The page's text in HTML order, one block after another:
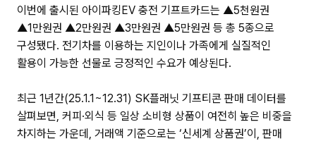
이번에 출시된 아이파킹EV 충전 기프트카드는 ▲5천원권
▲1만원권 ▲2만원권 ▲3만원권 ▲5만원권 등 총 5종으로
구성됐다. 전기차를 이용하는 지인이나 가족에게 실질적인
활용이 가능한 선물로 긍정적인 수요가 예상된다.
최근 1년간(25.1.1~12.31) SK플래닛 기프티콘 판매 데이터를
살펴보면, 커피·외식 등 일상 소비형 상품이 여전히 높은 비중을
차지하는 가운데, 거래액 기준으로는 ‘신세계 상품권’이, 판매